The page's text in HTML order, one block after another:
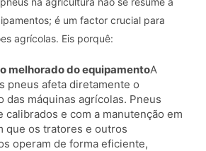
é um factor crucial para
agrícolas. Eis porquê:
melhorado do equipamentoA
pneus afeta diretamente o
das máquinas agrícolas. Pneus
calibrados e com a manutenção em
que os tratores e outros
operam de forma eficiente,